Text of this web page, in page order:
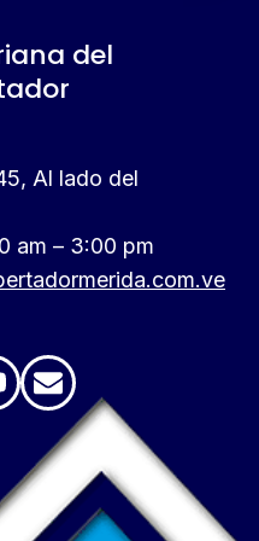
del
Al lado del
am – 3:00 pm